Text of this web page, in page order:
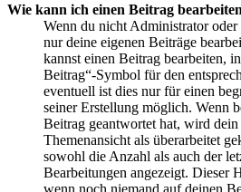
Wie kann ich einen Beitrag
Wenn du nicht Administrator
nur deine eigenen Beiträge
kannst einen Beitrag bearbeiten,
Beitrag“-Symbol für den
eventuell ist dies nur für einen
seiner Erstellung möglich. Wenn
Beitrag geantwortet hat, wird
Themenansicht als überarbeitet
sowohl die Anzahl als auch der
Bearbeitungen angezeigt. Dieser
wenn noch niemand auf deinen